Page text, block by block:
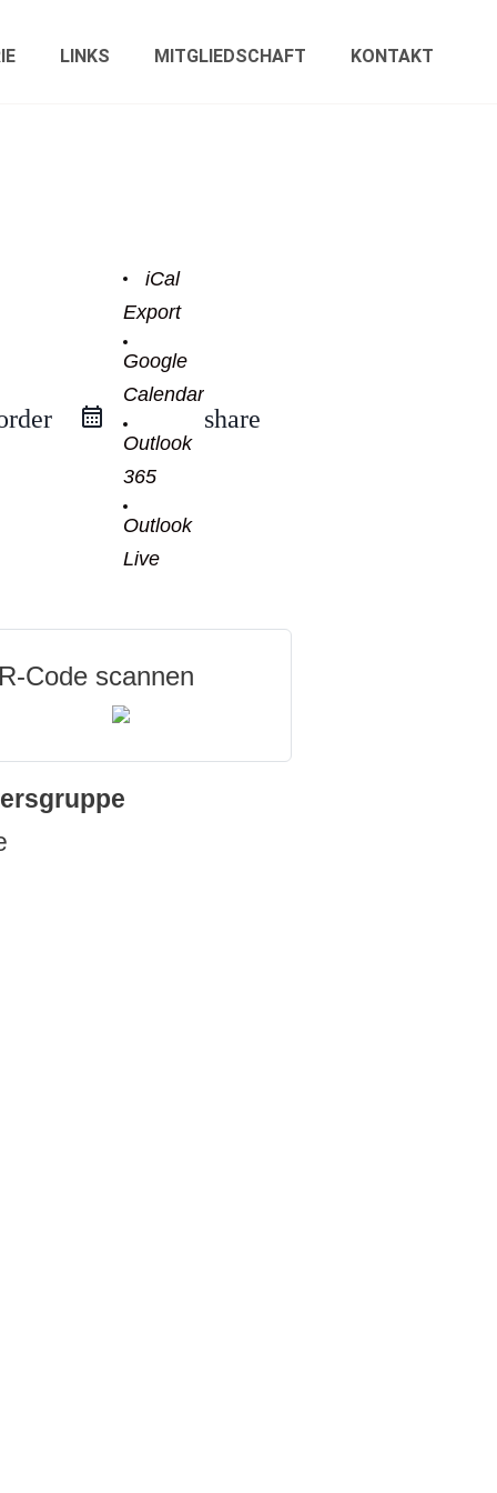
LINKS MITGLIEDSCHAFT KONTAKT
iCal
Export
Google
Calendar
Outlook
365
Outlook
Live
share
Code scannen